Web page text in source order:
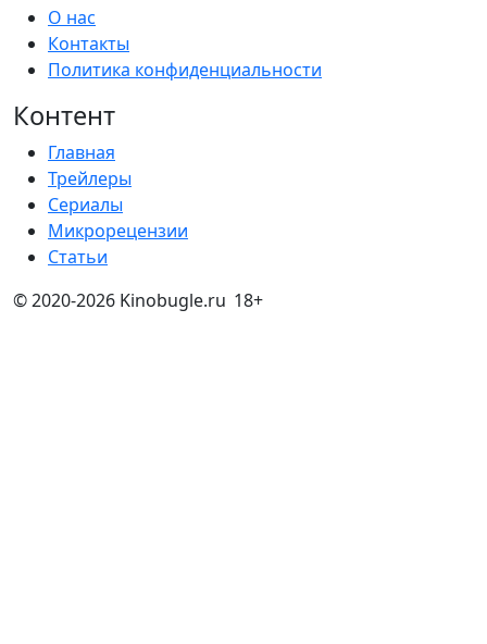
О нас
Контакты
Политика конфиденциальности
Контент
Главная
Трейлеры
Сериалы
Микрорецензии
Статьи
© 2020-2026 Kinobugle.ru 18+